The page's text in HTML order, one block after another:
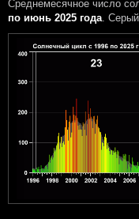
Среднемесячное число
по июнь 2025 года .